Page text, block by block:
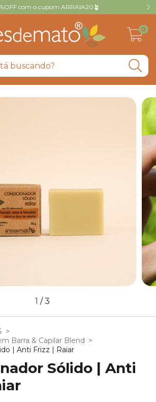
com o cupom ARRAIA20🪴
0
1 /3
>
Barra & Capilar Blend >
| Anti Frizz | Raiar
Sólido | Anti